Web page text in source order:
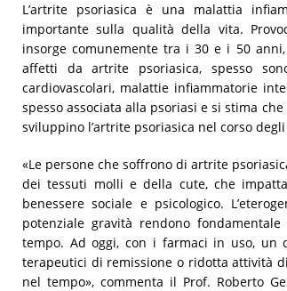
L’artrite psoriasica è una malattia
importante sulla qualità della vita.
insorge comunemente tra i 30 e i 50
affetti da artrite psoriasica, spesso
cardiovascolari, malattie infiammatorie
spesso associata alla psoriasi e si stima
sviluppino l’artrite psoriasica nel corso
«Le persone che soffrono di artrite
dei tessuti molli e della cute, che
benessere sociale e psicologico.
potenziale gravità rendono
tempo. Ad oggi, con i farmaci in uso, un
terapeutici di remissione o ridotta attività
nel tempo», commenta il Prof. Roberto